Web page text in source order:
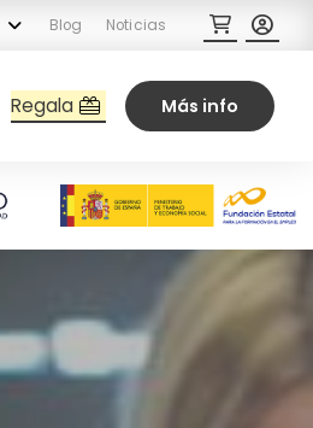
Blog Noticias
Regala Más info